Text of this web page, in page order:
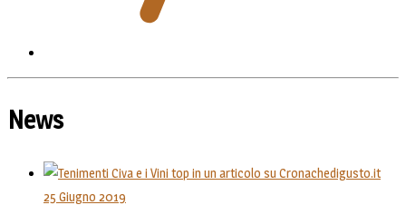
News
25 Giugno 2019